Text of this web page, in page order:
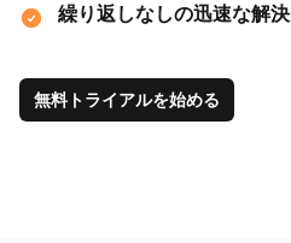
繰り返しなしの迅速な解決
無料トライアルを始める